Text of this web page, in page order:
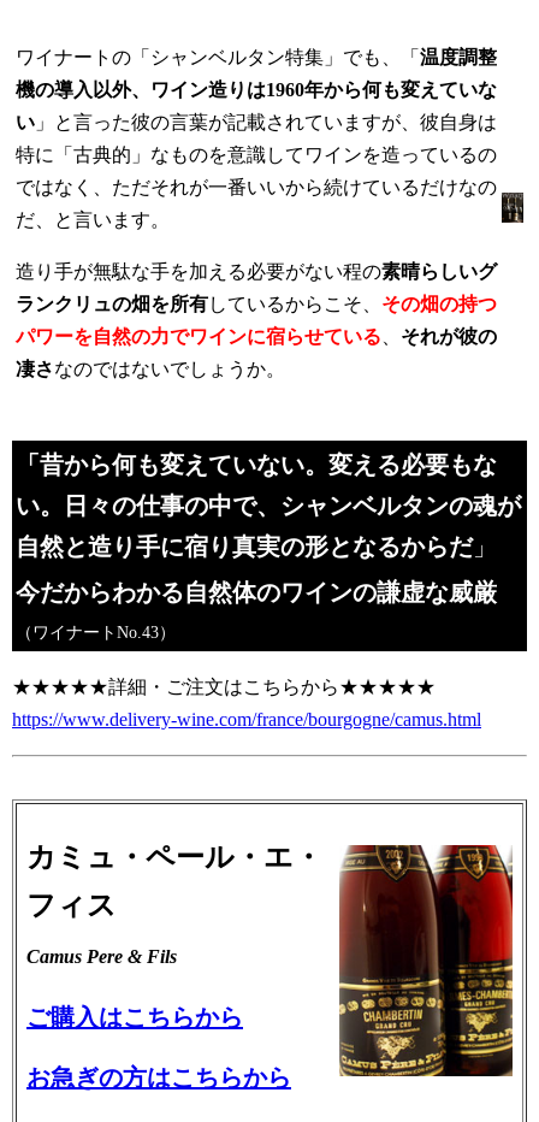
ワイナートの「シャンベルタン特集」でも、「 温度調整
機の導入以外、ワイン造りは1960年から何も変えていな
い 」と言った彼の言葉が記載されていますが、彼自身は
特に「古典的」なものを意識してワインを造っているの
ではなく、ただそれが一番いいから続けているだけなの
だ、と言います。
造り手が無駄な手を加える必要がない程の素晴らしいグ
ランクリュの畑を所有しているからこそ、 その畑の持つ
パワーを自然の力でワインに宿らせている
それが彼の
凄さなのではないでしょうか。
「昔から何も変えていない。変える必要もな
い。日々の仕事の中で、シャンベルタンの魂が
自然と造り手に宿り真実の形となるからだ」
今だからわかる自然体のワインの謙虚な威厳
（ワイナートNo.43）
★★★★★詳細・ご注文はこちらから★★★★★
https://www.delivery-wine.com/france/bourgogne/camus.html
カミュ・ペール・エ・
フィス
Camus Pere & Fils
ご購入はこちらから
お急ぎの方はこちらから